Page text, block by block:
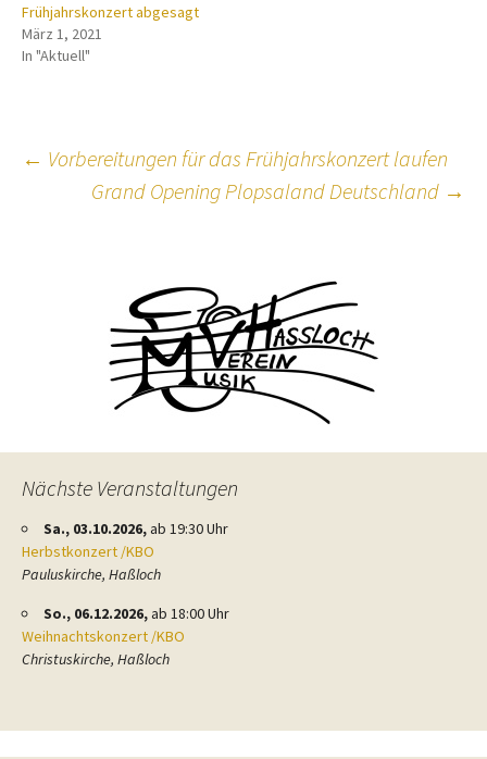
Frühjahrskonzert abgesagt
März 1, 2021
In "Aktuell"
Beitragsnavigation
← Vorbereitungen für das Frühjahrskonzert laufen
Grand Opening Plopsaland Deutschland →
Nächste Veranstaltungen
Sa., 03.10.2026,ab 19:30 Uhr
Herbstkonzert /KBO
Pauluskirche, Haßloch
So., 06.12.2026,ab 18:00 Uhr
Weihnachtskonzert /KBO
Christuskirche, Haßloch